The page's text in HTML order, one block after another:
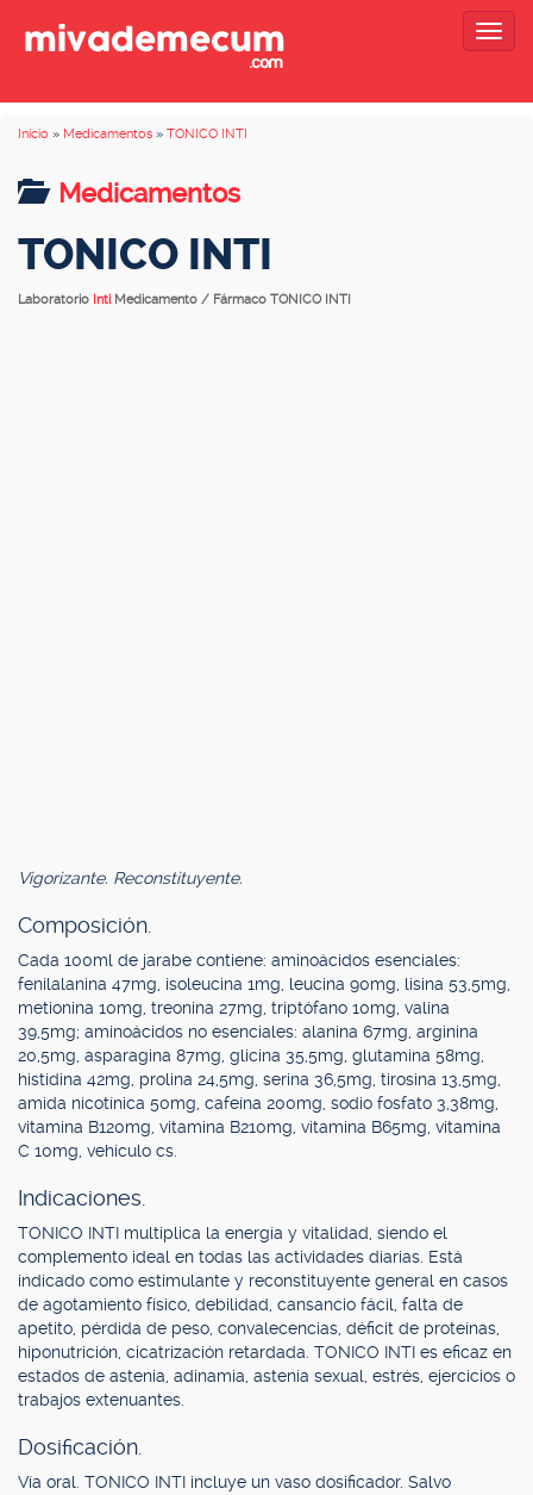
Inicio » Medicamentos » TONICO INTI
Medicamentos
TONICO INTI
Laboratorio Inti Medicamento / Fármaco TONICO INTI
Vigorizante. Reconstituyente.
Composición.
Cada 100ml de jarabe contiene: aminoácidos esenciales:
fenilalanina 47mg, isoleucina 1mg, leucina 90mg, lisina 53,5mg,
metionina 10mg, treonina 27mg, triptófano 10mg, valina
39,5mg; aminoácidos no esenciales: alanina 67mg, arginina
20,5mg, asparagina 87mg, glicina 35,5mg, glutamina 58mg,
histidina 42mg, prolina 24,5mg, serina 36,5mg, tirosina 13,5mg,
amida nicotínica 50mg, cafeína 200mg, sodio fosfato 3,38mg,
vitamina B120mg, vitamina B210mg, vitamina B65mg, vitamina
C 10mg, vehículo cs.
Indicaciones.
TONICO INTI multiplica la energía y vitalidad, siendo el
complemento ideal en todas las actividades diarias. Está
indicado como estimulante y reconstituyente general en casos
de agotamiento físico, debilidad, cansancio fácil, falta de
apetito, pérdida de peso, convalecencias, déficit de proteínas,
hiponutrición, cicatrización retardada. TONICO INTI es eficaz en
estados de astenia, adinamia, astenia sexual, estrés, ejercicios o
trabajos extenuantes.
Dosificación.
Vía oral. TONICO INTI incluye un vaso dosificador. Salvo